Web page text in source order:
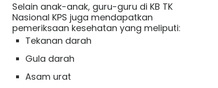
Selain anak-anak, guru-guru di KB TK
Nasional KPS juga mendapatkan
pemeriksaan kesehatan yang meliputi:
Tekanan darah
Gula darah
Asam urat